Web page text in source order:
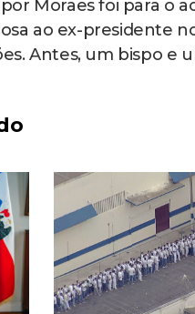
Moraes foi para o
ao ex-presidente
Antes, um bispo e